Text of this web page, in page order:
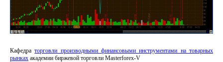
Кафедраторговли производными финансовыми инструментами на товарных
рынках академии биржевой торговли Masterforex-V